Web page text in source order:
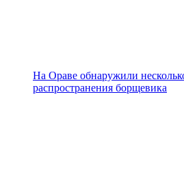
На Ораве обнаружили
распространения борщевика